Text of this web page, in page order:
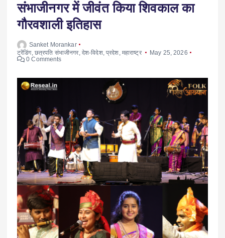
संभाजीनगर में जीवंत किया शिवकाल का
गौरवशाली इतिहास
Sanket Morankar
ट्रेंडिंग, छत्रपति संभाजीनगर, देश-विदेश,प्रदेश महाराष्ट्र
May 25, 2026
0 Comments